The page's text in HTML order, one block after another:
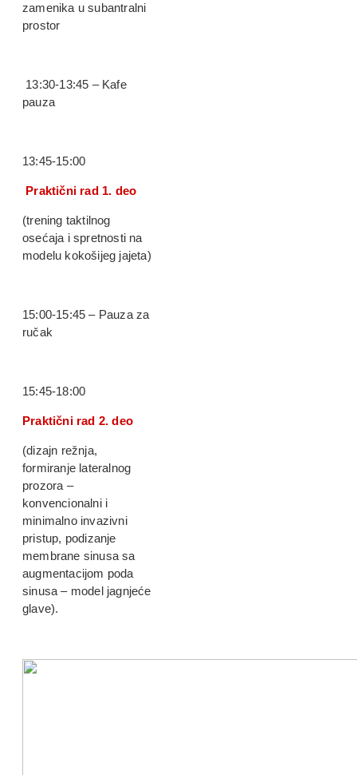
zamenika u subantralni
prostor
13:30-13:45 – Kafe
pauza
13:45-15:00
Praktični rad 1. deo
(trening taktilnog
osećaja i spretnosti na
modelu kokošijeg jajeta)
15:00-15:45 – Pauza za
ručak
15:45-18:00
Praktični rad 2. deo
(dizajn režnja,
formiranje lateralnog
prozora –
konvencionalni i
minimalno invazivni
pristup, podizanje
membrane sinusa sa
augmentacijom poda
sinusa – model jagnjeće
glave).